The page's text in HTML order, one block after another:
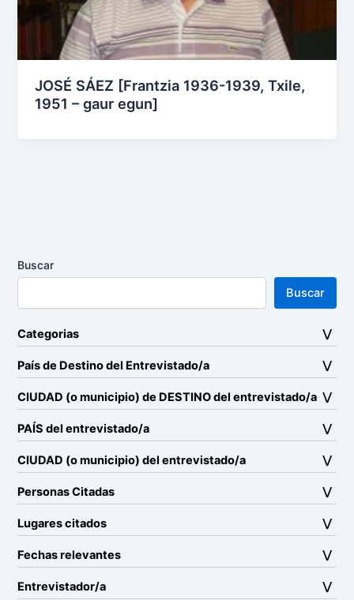
JOSÉ SÁEZ [Frantzia 1936-1939, Txile,
1951 – gaur egun]
Buscar
Buscar
Categorias
País de Destino del Entrevistado/a
CIUDAD (o municipio) de DESTINO del entrevistado/a
PAÍS del entrevistado/a
CIUDAD (o municipio) del entrevistado/a
Personas Citadas
Lugares citados
Fechas relevantes
Entrevistador/a